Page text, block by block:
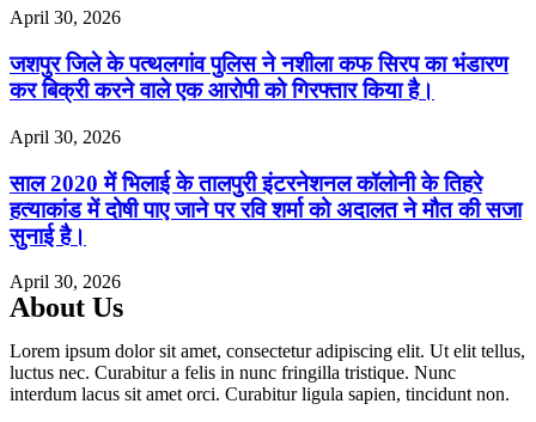
April 30, 2026
जशपुर जिले के पत्थलगांव पुलिस ने नशीला कफ सिरप का भंडारण
कर बिक्री करने वाले एक आरोपी को गिरफ्तार किया है।
April 30, 2026
साल 2020 में भिलाई के तालपुरी इंटरनेशनल कॉलोनी के तिहरे
हत्याकांड में दोषी पाए जाने पर रवि शर्मा को अदालत ने मौत की सजा
सुनाई है।
April 30, 2026
About Us
Lorem ipsum dolor sit amet, consectetur adipiscing elit. Ut elit tellus,
luctus nec. Curabitur a felis in nunc fringilla tristique. Nunc
interdum lacus sit amet orci. Curabitur ligula sapien, tincidunt non.